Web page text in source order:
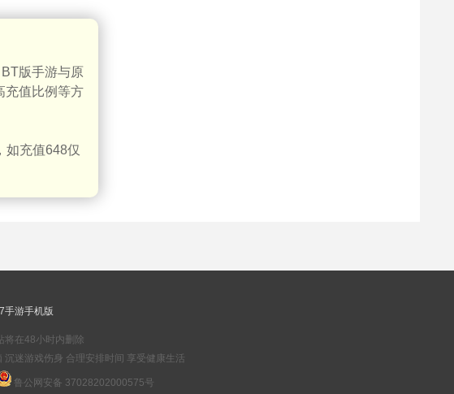
版手游与原
充值比例等方
如充值648仅
手游手机版
将在48小时内删除
迷游戏伤身 合理安排时间 享受健康生活
鲁公网安备 37028202000575号